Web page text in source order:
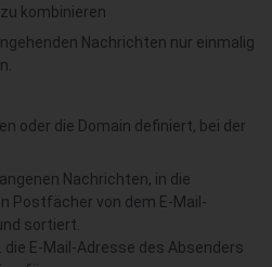
kombinieren
Nachrichten nur einmalig
oder die Domain definiert, bei der
Nachrichten, in die
Postfächer von dem E-Mail-
sortiert.
die E-Mail-Adresse des Absenders